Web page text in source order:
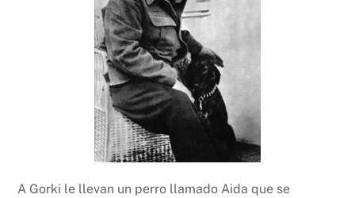
A Gorki le llevan un perro llamado Aida que se